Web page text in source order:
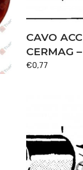
CAVO
CERMAG
€0,77